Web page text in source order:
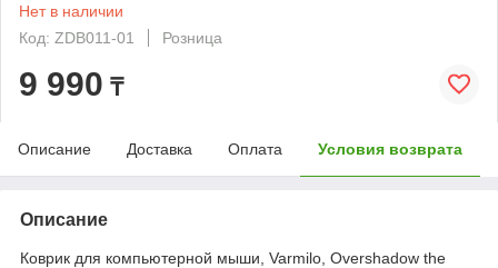
Нет в наличии
Код: ZDB011-01
Розница
9 990 ₸
Описание Доставка Оплата Условия возврата
Описание
Коврик для компьютерной мыши, Varmilo, Overshadow the